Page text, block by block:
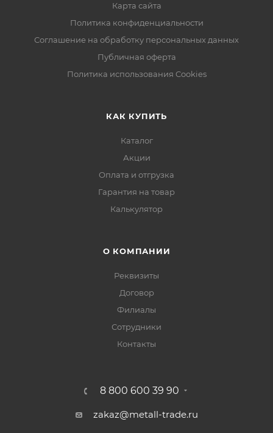
Карта сайта
Политика конфиденциальности
Соглашение на обработку персональных данных
Публичная оферта
Политика использования Cookies
КАК КУПИТЬ
Каталог
Акции
Оплата и отгрузка
Гарантия на товар
Калькулятор
О КОМПАНИИ
Реквизиты
Договор
Филиалы
Сотрудники
Контакты
8 800 600 39 90
zakaz@metall-trade.ru